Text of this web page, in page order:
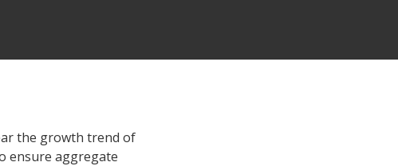
the growth trend of
ensure aggregate